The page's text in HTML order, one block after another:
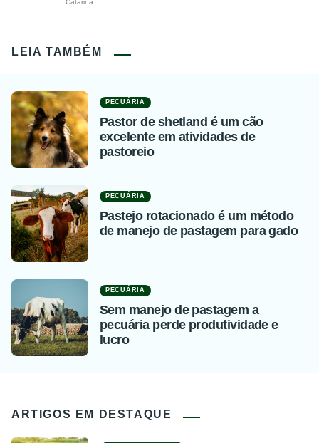
Catarina.
LEIA TAMBÉM
PECUÁRIA
Pastor de shetland é um cão
excelente em atividades de
pastoreio
PECUÁRIA
Pastejo rotacionado é um método
de manejo de pastagem para gado
PECUÁRIA
Sem manejo de pastagem a
pecuária perde produtividade e
lucro
ARTIGOS EM DESTAQUE